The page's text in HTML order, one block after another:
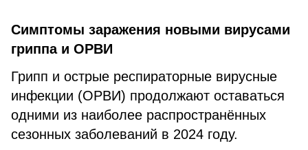
Симптомы заражения новыми вирусами
гриппа и ОРВИ
Грипп и острые респираторные вирусные
инфекции (ОРВИ) продолжают оставаться
одними из наиболее распространённых
сезонных заболеваний в 2024 году.